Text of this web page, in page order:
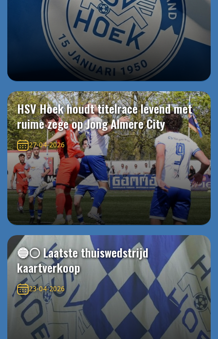
HSV Hoek houdt titelrace levend met
ruime zege op Jong Almere City
27-04-2026
🔵⚪️ Laatste thuiswedstrijd
kaartverkoop
23-04-2026